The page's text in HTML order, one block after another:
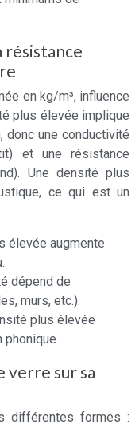
résistance
en kg/m³, influence
plus élevée implique
donc une conductivité
et une résistance
Une densité plus
ce qui est un
élevée augmente
dépend de
murs, etc.).
plus élevée
phonique.
verre sur sa
différentes formes :